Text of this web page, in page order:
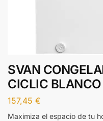
SVAN
CICLIC
157,45 €
Maximiza el espacio de tu